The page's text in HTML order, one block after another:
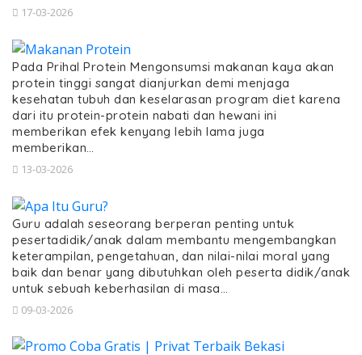
17-03-2026
Pada Prihal Protein Mengonsumsi makanan kaya akan
protein tinggi sangat dianjurkan demi menjaga
kesehatan tubuh dan keselarasan program diet karena
dari itu protein-protein nabati dan hewani ini
memberikan efek kenyang lebih lama juga
memberikan…
13-03-2026
Guru adalah seseorang berperan penting untuk
pesertadidik/anak dalam membantu mengembangkan
keterampilan, pengetahuan, dan nilai-nilai moral yang
baik dan benar yang dibutuhkan oleh peserta didik/anak
untuk sebuah keberhasilan di masa…
09-03-2026